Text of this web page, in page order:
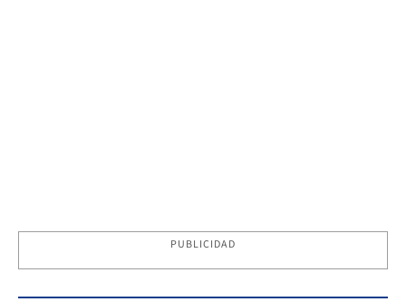
PUBLICIDAD